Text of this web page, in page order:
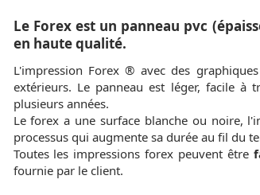
Le Forex est un panneau pvc
en haute qualité.
L'impression Forex ® avec des
extérieurs. Le panneau est léger, facile à
plusieurs années.
Le forex a une surface blanche ou noire,
processus qui augmente sa durée au fil du
Toutes les impressions forex peuvent être
fournie par le client.